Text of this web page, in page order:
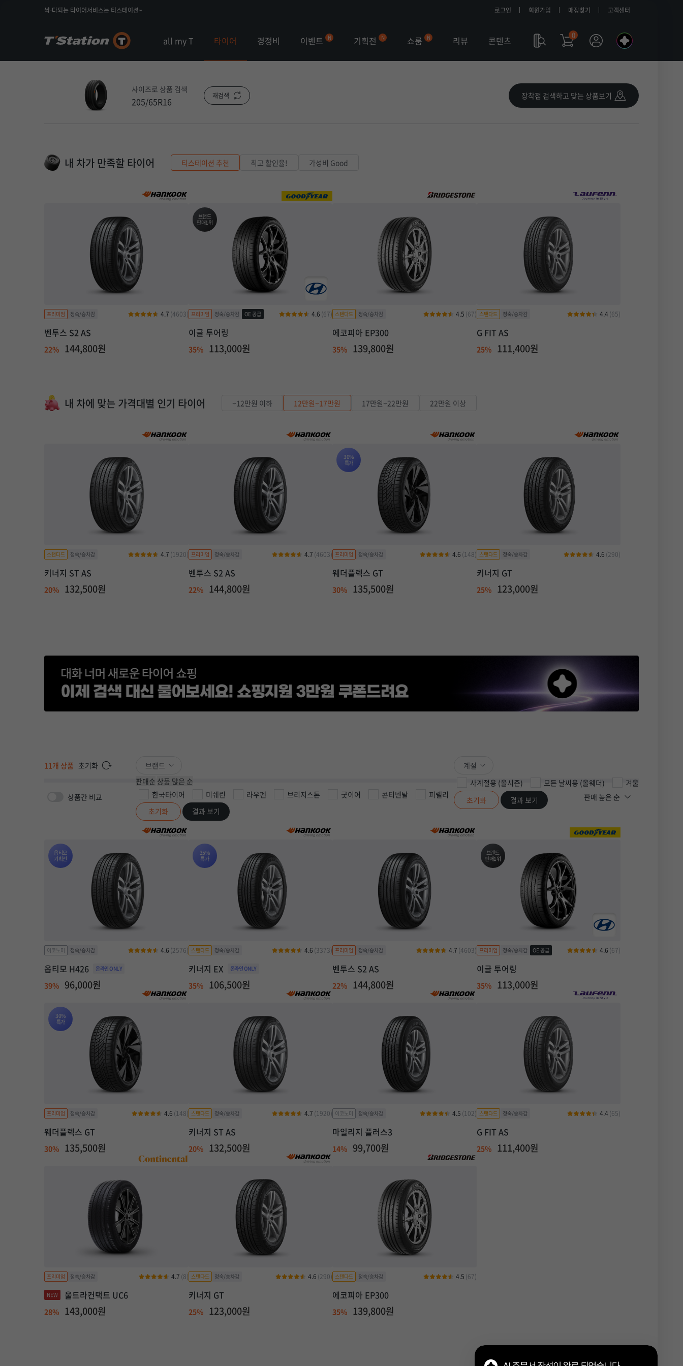
싹-다되는 타이어서비스는 티스테이션~ 로그인 회원가입 매장찾기 고객센터
all my T 타이어 경정비 이벤트 기획전 쇼룸 리뷰 콘텐츠 0
나
l
l
사이즈로 상품 검색
205/65R16 재검색 장착점 검색하고 맞는 상품보기
내 차가 만족할 타이어 티스테이션 추천 최고 할인율! 가성비 Good
4.7 (4603)
벤투스 S2 AS
22% 144,800원
브랜드
판매1위
4.6 (67)
이글 투어링
35% 113,000원
4.5 (67)
에코피아 EP300
35% 139,800원
4.4 (65)
G FIT AS
25% 111,400원
내 차에 맞는 가격대별 인기 타이어 ~12만원 이하 12만원~17만원 17만원~22만원 22만원 이상
4.7 (1920)
키너지 ST AS
20% 132,500원
4.7 (4603)
벤투스 S2 AS
22% 144,800원
30%
특가
4.6 (148)
웨더플렉스 GT
30% 135,500원
4.6 (290)
키너지 GT
25% 123,000원
11개 상품 초기화
브랜드
판매순 상품 많은 순
한국타이어
미쉐린 라우펜 브리지스톤 굿이어 콘티넨탈
피렐리
초기화
결과 보기
계절
사계절용 (올시즌)
모든 날씨용 (올웨더) 겨울용
초기화
결과 보기
상품간 비교
옵티모
기획전
4.6 (2576)
옵티모 H426
39% 96,000원
35%
특가
4.6 (3373)
키너지 EX
35% 106,500원
4.7 (4603)
벤투스 S2 AS
22% 144,800원
브랜드
판매1위
4.6 (67)
이글 투어링
35% 113,000원
30%
특가
4.6 (148)
웨더플렉스 GT
30% 135,500원
4.7 (1920)
키너지 ST AS
20% 132,500원
4.5 (102)
마일리지 플러스3
14% 99,700원
4.4 (65)
G FIT AS
25% 111,400원
4.7 (8)
울트라컨택트 UC6
28% 143,000원
4.6 (290)
키너지 GT
25% 123,000원
4.5 (67)
에코피아 EP300
35% 139,800원